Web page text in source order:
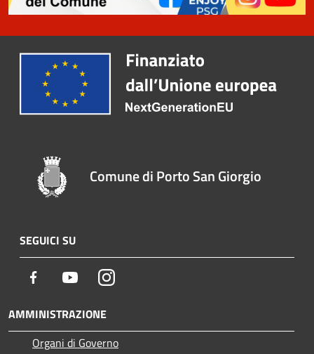
Comune di Porto San Giorgio
SEGUICI SU
Facebook YoutubeInstagram
AMMINISTRAZIONE
Organi di Governo